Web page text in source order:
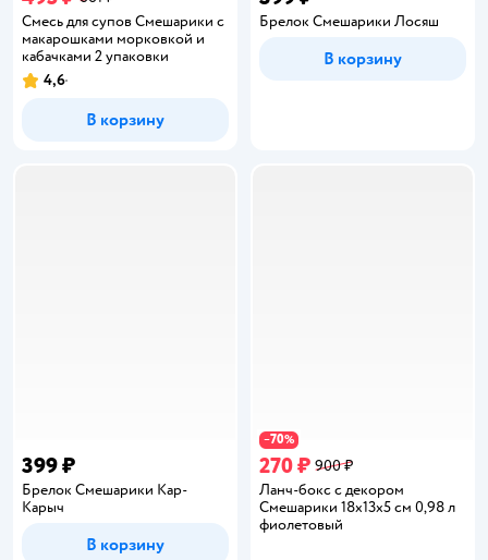
Смесь для супов Смешарики с
макарошками морковкой и
кабачками 2 упаковки
Рейтинг:
4,6
В корзину
Брелок Смешарики Лосяш
В корзину
399 ₽
Брелок Смешарики Кар-
Карыч
В корзину
−70%
270 ₽ 900 ₽
Ланч-бокс с декором
Смешарики 18х13х5 см 0,98 л
фиолетовый